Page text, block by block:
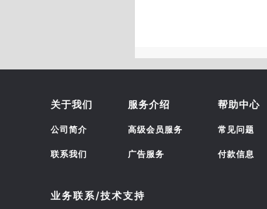
关于我们
公司简介
联系我们
服务介绍
高级会员服务
广告服务
帮助中心
常见问题
付款信息
业务联系/技术支持